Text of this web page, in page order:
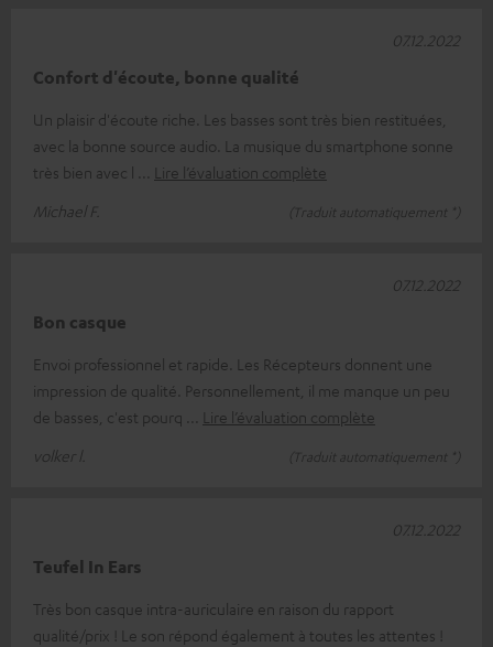
Confort d'écoute, bonne qualité
Un plaisir d'écoute riche. Les basses sont très bien restituées,
avec la bonne source audio. La musique du smartphone sonne
très bien avec l
Lire l’évaluation complète
Michael F.
(Traduit automatiquement *)
07.12.2022
Bon casque
Envoi professionnel et rapide. Les Récepteurs donnent une
impression de qualité. Personnellement, il me manque un peu
de basses, c'est pourq
Lire l’évaluation complète
volker l.
(Traduit automatiquement *)
07.12.2022
Teufel In Ears
Très bon casque intra-auriculaire en raison du rapport
qualité/prix ! Le son répond également à toutes les attentes !
07.12.2022